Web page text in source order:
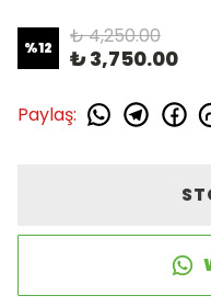
%12 ₺ 4,250.00
₺ 3,750.00
Paylaş: